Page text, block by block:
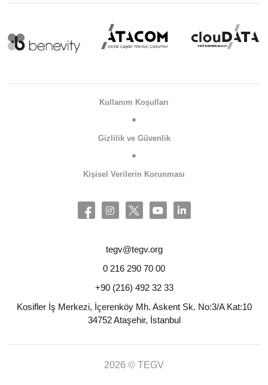
Kullanım Koşulları
Gizlilik ve Güvenlik
Kişisel Verilerin Korunması
tegv@tegv.org
0 216 290 70 00
+90 (216) 492 32 33
Kosifler İş Merkezi, İçerenköy Mh. Askent Sk. No:3/A Kat:10
34752 Ataşehir, İstanbul
2026 © TEGV